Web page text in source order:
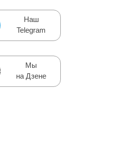
Наш
Telegram
Мы
на Дзене